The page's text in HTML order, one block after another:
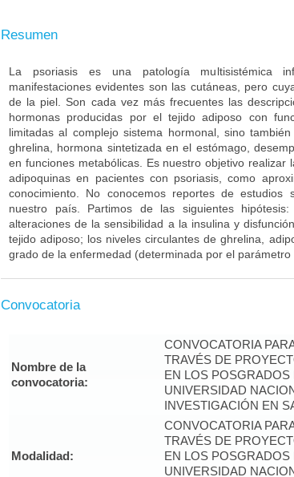
Resumen
La psoriasis es una patología multisistémica
manifestaciones evidentes son las cutáneas, pero
de la piel. Son cada vez más frecuentes las
hormonas producidas por el tejido adiposo con
limitadas al complejo sistema hormonal, sino
ghrelina, hormona sintetizada en el estómago,
en funciones metabólicas. Es nuestro objetivo realizar
adipoquinas en pacientes con psoriasis, como
conocimiento. No conocemos reportes de estudios
nuestro país. Partimos de las siguientes
alteraciones de la sensibilidad a la insulina y
tejido adiposo; los niveles circulantes de ghrelina,
grado de la enfermedad (determinada por el
Convocatoria
Nombre de la
convocatoria:
CONVOCATORIA
TRAVÉS DE
EN LOS POSGRADOS
UNIVERSIDAD
INVESTIGACIÓN EN
Modalidad:
CONVOCATORIA
TRAVÉS DE
EN LOS POSGRADOS
UNIVERSIDAD